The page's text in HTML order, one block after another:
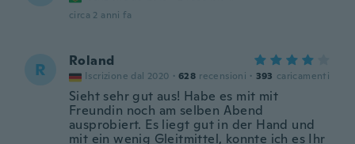
circa 2 anni fa
R Roland
Iscrizione dal 2020 · 628 recensioni · 393 caricamenti
Sieht sehr gut aus! Habe es mit mit
Freundin noch am selben Abend
ausprobiert. Es liegt gut in der Hand und
mit ein wenig Gleitmittel, konnte ich es Ihr